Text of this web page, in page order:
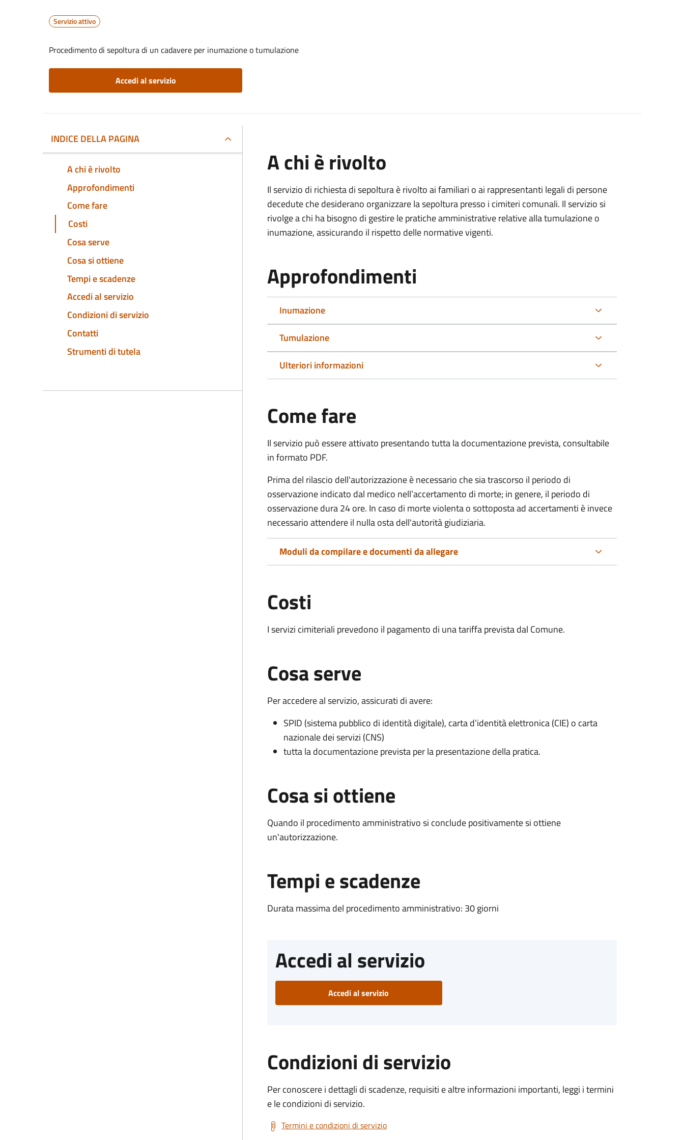
Servizio attivo
Procedimento di sepoltura di un cadavere per inumazione o tumulazione
Accedi al servizio
INDICE DELLA PAGINA
A chi è rivolto
Approfondimenti
Come fare
Costi
Cosa serve
Cosa si ottiene
Tempi e scadenze
Accedi al servizio
Condizioni di servizio
Contatti
Strumenti di tutela
A chi è rivolto
Il servizio di richiesta di sepoltura è rivolto ai familiari o ai rappresentanti legali di persone
decedute che desiderano organizzare la sepoltura presso i cimiteri comunali. Il servizio si
rivolge a chi ha bisogno di gestire le pratiche amministrative relative alla tumulazione o
inumazione, assicurando il rispetto delle normative vigenti.
Approfondimenti
Inumazione
Tumulazione
Ulteriori informazioni
Come fare
Il servizio può essere attivato presentando tutta la documentazione prevista, consultabile
in formato PDF.
Prima del rilascio dell'autorizzazione è necessario che sia trascorso il periodo di
osservazione indicato dal medico nell’accertamento di morte; in genere, il periodo di
osservazione dura 24 ore. In caso di morte violenta o sottoposta ad accertamenti è invece
necessario attendere il nulla osta dell'autorità giudiziaria.
Moduli da compilare e documenti da allegare
Costi
I servizi cimiteriali prevedono il pagamento di una tariffa prevista dal Comune.
Cosa serve
Per accedere al servizio, assicurati di avere:
SPID (sistema pubblico di identità digitale), carta d’identità elettronica (CIE) o carta
nazionale dei servizi (CNS)
tutta la documentazione prevista per la presentazione della pratica.
Cosa si ottiene
Quando il procedimento amministrativo si conclude positivamente si ottiene
un'autorizzazione.
Tempi e scadenze
Durata massima del procedimento amministrativo: 30 giorni
Accedi al servizio
Accedi al servizio
Condizioni di servizio
Per conoscere i dettagli di scadenze, requisiti e altre informazioni importanti, leggi i termini
e le condizioni di servizio.
Termini e condizioni di servizio